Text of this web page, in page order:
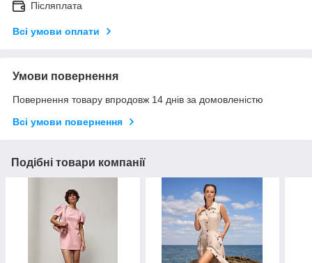
Післяплата
Всі умови оплати
Умови повернення
Повернення товару впродовж 14 днів за домовленістю
Всі умови повернення
Подібні товари компанії